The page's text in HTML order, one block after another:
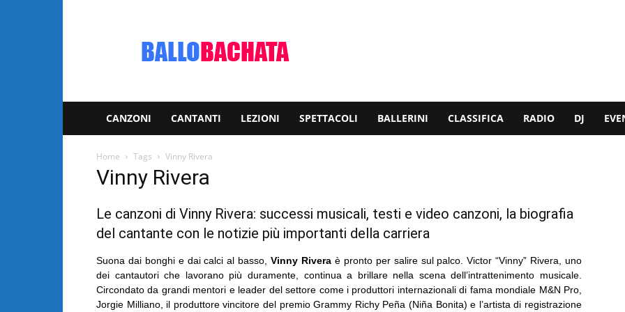
video
CANZONI CANTANTI LEZIONI SPETTACOLI BALLERINI CLASSIFICA RADIO DJ
Home Tags Vinny Rivera
Vinny Rivera
Le canzoni di Vinny Rivera: successi musicali, testi e video canzoni, la biografia
del cantante con le notizie più importanti della carriera
Suona dai bonghi e dai calci al basso,Vinny Rivera è pronto per salire sul palco. Victor “Vinny” Rivera, uno
dei cantautori che lavorano più duramente, continua a brillare nella scena dell’intrattenimento musicale.
Circondato da grandi mentori e leader del settore come i produttori internazionali di fama mondiale M&N Pro,
Jorgie Milliano, il produttore vincitore del premio Grammy Richy Peña (Niña Bonita) e l’artista di registrazione